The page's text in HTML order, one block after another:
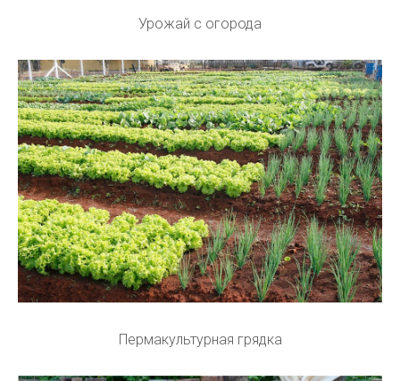
Урожай с огорода
Пермакультурная грядка